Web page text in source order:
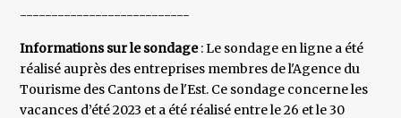
---------------------------
Informations sur le sondage: Le sondage en ligne a été
réalisé auprès des entreprises membres de l'Agence du
Tourisme des Cantons de l'Est. Ce sondage concerne les
vacances d’été 2023 et a été réalisé entre le 26 et le 30